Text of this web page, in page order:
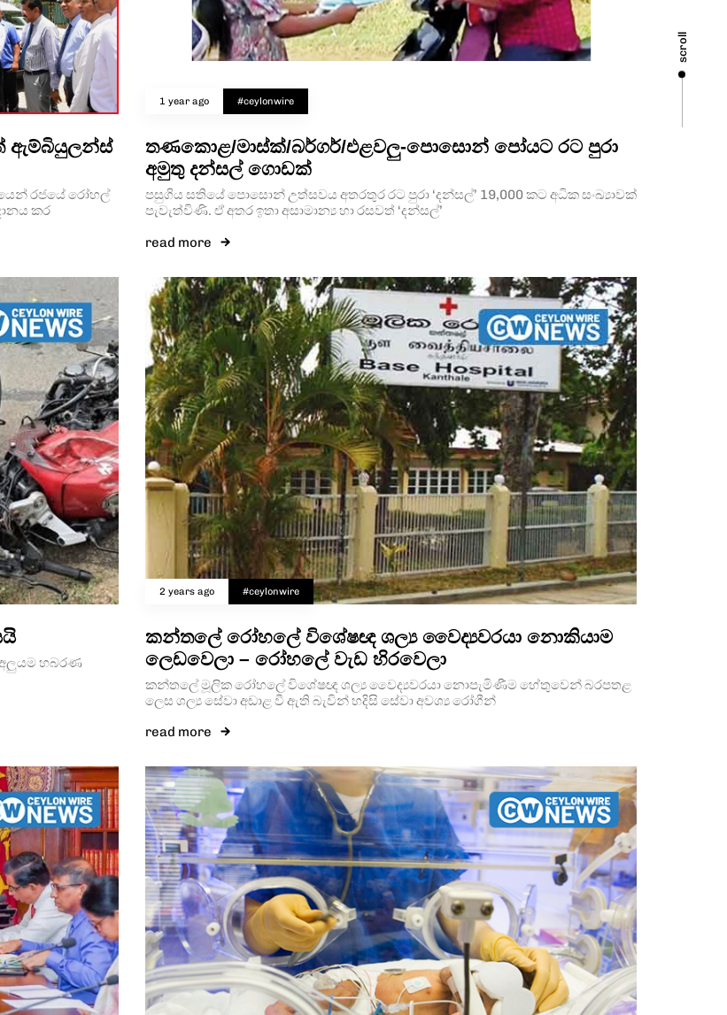
scroll
ඇම්බියුලන්ස්
රජයේ රෝහල්
කර
1 year ago #ceylonwire
තණකොළ/මාස්ක්/බර්ගර්/එළවලු-පොසොන් පෝයට රට පුරා
අමුතු දන්සල් ගොඩක්
පසුගිය සතියේ පොසොන් උත්සවය අතරතුර රට පුරා ‘දන්සල්’ 19,000 කට අධික සංඛ්‍යාවක්
පැවැත්විණි. ඒ අතර ඉතා අසාමාන්‍ය හා රසවත් ‘දන්සල්’
read more
අලුයම හබරණ
2 years ago #ceylonwire
කන්තලේ රෝහලේ විශේෂඥ ශල්‍ය වෛද්‍යවරයා නොකියාම
ලෙඩවෙලා – රෝහලේ වැඩ හිරවෙලා
කන්තලේ මූලික රෝහලේ විශේෂඥ ශල්‍ය වෛද්‍යවරයා නොපැමිණීම හේතුවෙන් බරපතළ
ලෙස ශල්‍ය සේවා අඩාළ වී ඇති බැවින් හදිසි සේවා අවශ්‍ය රෝගීන්
read more